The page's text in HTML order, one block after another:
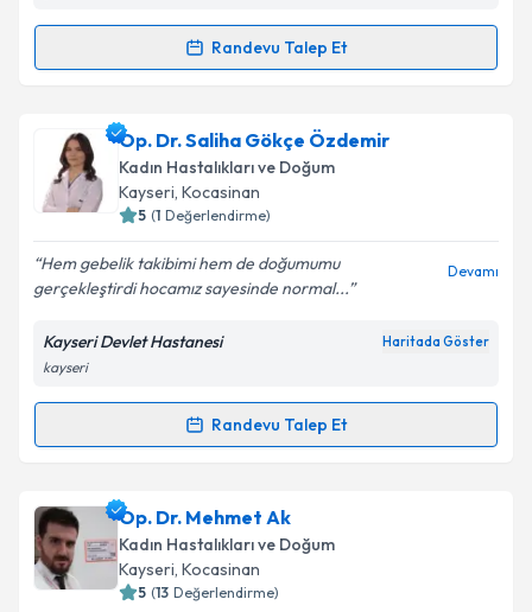
Randevu Talep Et
Randevu Takvimi Talebi
Op. Dr. Mustafa Oğuz Yılmaziçin randevu takvimi
talebi oluşturun. Size bu uzmandan randevu almanız
için bir takvim hazırlandığında e-posta ile
bilgilendireceğiz.
E-posta Adresiniz
Metni'ni okudum ve kişisel verilerimin belirtilen
kapsamda işlenmesini kabul ediyorum.
Op. Dr. Saliha Gökçe Özdemir
Kadın Hastalıkları ve Doğum
Kayseri, Kocasinan
5 (1 Değerlendirme)
Hem gebelik takibimi hem de doğumumu
gerçekleştirdi hocamız sayesinde normal...
Devamı
Kayseri Devlet Hastanesi Haritada Göster
kayseri
Randevu Talep Et
Randevu Takvimi Talebi
Op. Dr. Saliha Gökçe Özdemir
talebi oluşturun. Size bu uzmandan randevu almanız
için bir takvim hazırlandığında e-posta ile
bilgilendireceğiz.
Op. Dr. Mehmet Ak
Kadın Hastalıkları ve Doğum
Kayseri, Kocasinan
5 (13 Değerlendirme)